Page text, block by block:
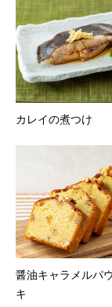
カレイの煮つけ
醤油キャラメルパ
キ